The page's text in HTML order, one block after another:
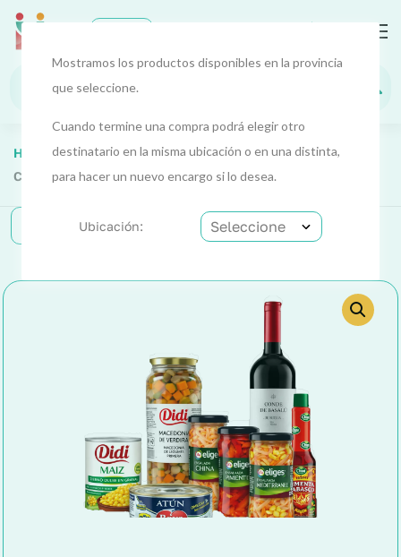
Mostramos los productos disponibles en la provincia
que seleccione.
Cuando termine una compra podrá elegir otro
destinatario en la misma ubicación o en una distinta,
para hacer un nuevo encargo si lo desea.
Ubicación:
Home Combos Combos 1
Todos Los Combos
Combo Mediterráneo Mix
Categorías